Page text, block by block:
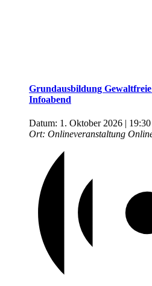
Grundausbildung
Infoabend
Datum: 1. Oktober 2026 | 19:30
Ort: Onlineveranstaltung